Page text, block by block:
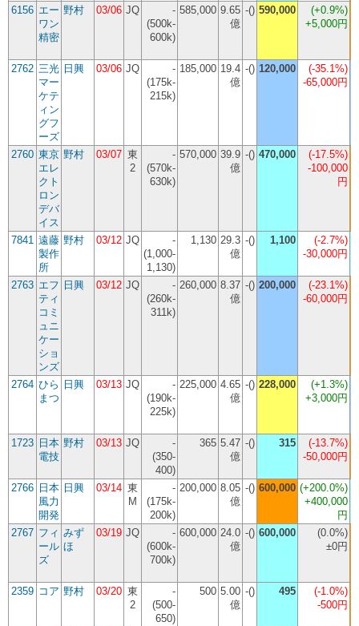
6156 エー
ワン
精密
野村 03/06 JQ
-
(500k-
600k)
585,000 9.65
億
-() 590,000 (+0.9%)
+5,000円
2762 三光
マー
ケテ
ィン
グフ
ーズ
日興 03/06 JQ
-
(175k-
215k)
185,000 19.4
億
-() 120,000 (-35.1%)
-65,000円
2760 東京
エレ
クト
ロン
デバ
イス
野村 03/07 東
2
-
(570k-
630k)
570,000 39.9
億
-() 470,000 (-17.5%)
-100,000
円
7841 遠藤
製作
所
野村 03/12 JQ
-
(1,000-
1,130)
1,130 29.3
億
-() 1,100 (-2.7%)
-30,000円
2763 エフ
ティ
コミ
ュニ
ケー
ショ
ンズ
日興 03/12 JQ
-
(260k-
311k)
260,000 8.37
億
-() 200,000 (-23.1%)
-60,000円
2764 ひら
まつ
日興 03/13 JQ
-
(190k-
225k)
225,000 4.65
億
-() 228,000 (+1.3%)
+3,000円
1723 日本
電技
野村 03/13 JQ
-
(350-
400)
365 5.47
億
-() 315 (-13.7%)
-50,000円
2766 日本
風力
開発
日興 03/14 東
M
-
(175k-
200k)
200,000 8.05
億
-() 600,000 (+200.0%)
+400,000
円
2767 フィ
ール
ズ
みず
ほ
03/19 JQ
-
(600k-
700k)
600,000 24.0
億
-() 600,000 (0.0%)
±0円
2359 コア 野村 03/20 東
2
-
(500-
650)
500 5.00
億
-() 495 (-1.0%)
-500円